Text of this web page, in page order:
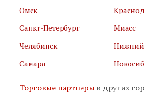
Я принимаю
условия использования
Я соглашаюсь сполитикой обработки
Подписаться
Омск
Санкт-Петербург
Миасс
Челябинск
Нижний
Самара
Торговые партнеры в других